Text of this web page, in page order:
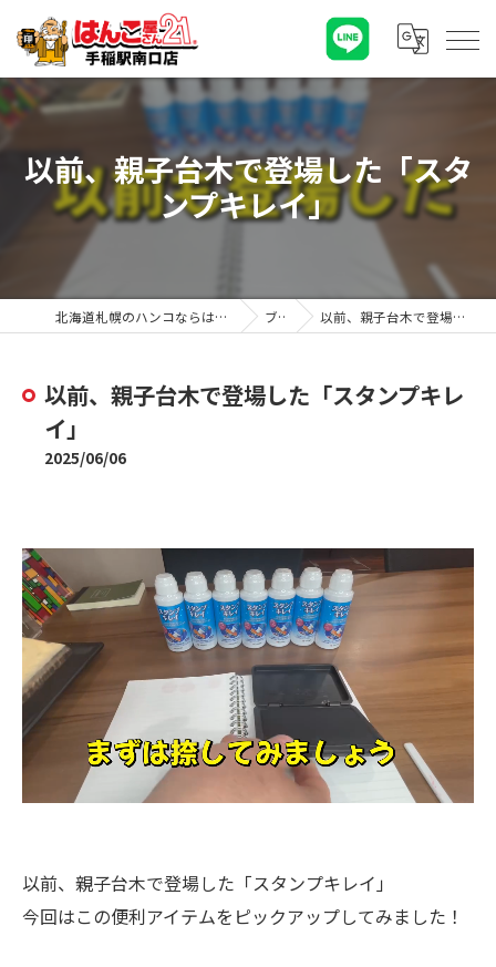
以前、親子台木で登場した「スタ
ンプキレイ」
北海道札幌のハンコならはんこ屋さん21手稲駅南口店 ブログ 以前、親子台木で登場した「スタンプキレイ」
以前、親子台木で登場した「スタンプキレ
イ」
2025/06/06
以前、親子台木で登場した「スタンプキレイ」
今回はこの便利アイテムをピックアップしてみました！